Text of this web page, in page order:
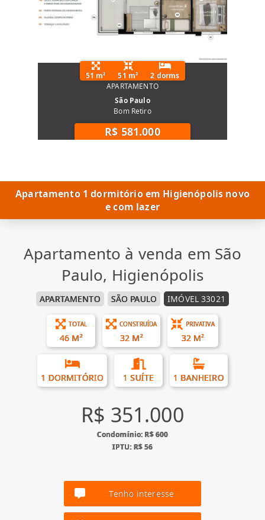
51 m² 51 m²
2 dorms
APARTAMENTO
São Paulo
Bom Retiro
R$ 581.000
Apartamento 1 dormitório em Higienópolis novo
e com lazer
Apartamento à venda em São
Paulo, Higienópolis
APARTAMENTO SÃO PAULO IMÓVEL 33021
TOTAL
46 M²
CONSTRUÍDA
32 M²
PRIVATIVA
32 M²
1 DORMITÓRIO 1 SUÍTE 1 BANHEIRO
R$ 351.000
Condomínio: R$ 600
IPTU: R$ 56
Tenho interesse